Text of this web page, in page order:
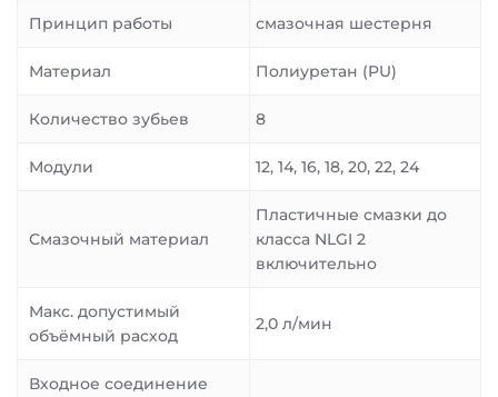
Принцип работы
смазочная шестерня
Материал Полиуретан (PU)
Количество зубьев 8
Модули 12, 14, 16, 18, 20, 22, 24
Смазочный материал
Пластичные смазки до
класса NLGI 2
включительно
Макс. допустимый
объёмный расход
2,0 л/мин
Входное соединение